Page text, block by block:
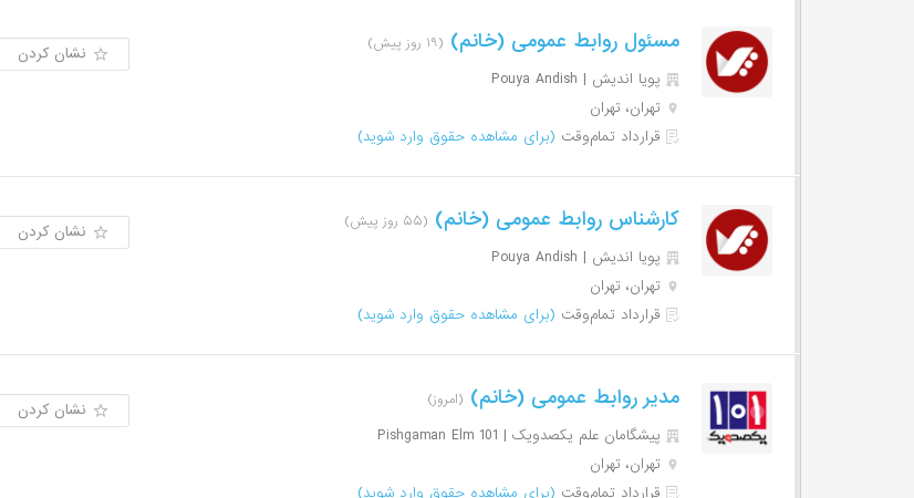
مسئول روابط عمومی (خانم) (۱۹ روز پیش)
پویا اندیش | Pouya Andish
تهران، تهران
قرارداد تمام‌وقت (برای مشاهده حقوق وارد شوید)
نشان کردن
کارشناس روابط عمومی (خانم) (۵۵ روز پیش)
پویا اندیش | Pouya Andish
تهران، تهران
قرارداد تمام‌وقت (برای مشاهده حقوق وارد شوید)
نشان کردن
مدیر روابط عمومی (خانم) (امروز)
پیشگامان علم یکصدویک | Pishgaman Elm 101
تهران، تهران
قرارداد تمام‌وقت (برای مشاهده حقوق وارد شوید)
نشان کردن